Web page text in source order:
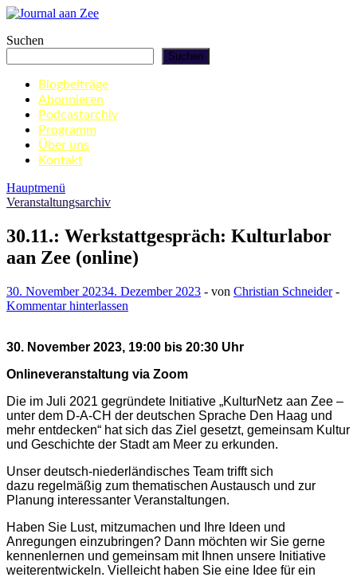
Zum
springen
Journal aan Zee
Suchen
Suchen
Blogbeiträge
Abonnieren
Podcastarchiv
Programm
Über uns
Kontakt
Hauptmenü
Veranstaltungsarchiv
30.11.: Werkstattgespräch: Kulturlabor
aan Zee (online)
30. November 20234. Dezember 2023 - von Christian Schneider-
Kommentar hinterlassen
30. November 2023, 19:00 bis 20:30 Uhr
Onlineveranstaltung via Zoom
Die im Juli 2021 gegründete Initiative „KulturNetz aan Zee –
unter dem D-A-CH der deutschen Sprache Den Haag und
mehr entdecken“ hat sich das Ziel gesetzt, gemeinsam Kultur
und Geschichte der Stadt am Meer zu erkunden.
Unser deutsch-niederländisches Team trifft sich
dazu regelmäßig zum thematischen Austausch und zur
Planung interessanter Veranstaltungen.
Haben Sie Lust, mitzumachen und Ihre Ideen und
Anregungen einzubringen? Dann möchten wir Sie gerne
kennenlernen und gemeinsam mit Ihnen unsere Initiative
weiterentwickeln. Vielleicht haben Sie eine Idee für ein